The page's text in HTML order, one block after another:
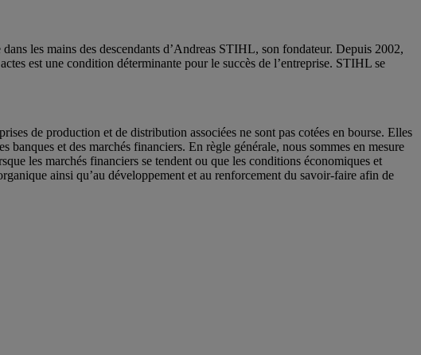
les mains des descendants d’Andreas STIHL, son fondateur. Depuis 2002,
est une condition déterminante pour le succès de l’entreprise. STIHL se
de production et de distribution associées ne sont pas cotées en bourse. Elles
et des marchés financiers. En règle générale, nous sommes en mesure
les marchés financiers se tendent ou que les conditions économiques et
ainsi qu’au développement et au renforcement du savoir-faire afin de